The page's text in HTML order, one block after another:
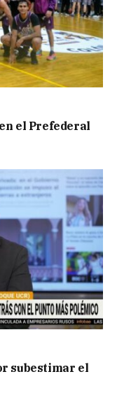
el Prefederal
subestimar el